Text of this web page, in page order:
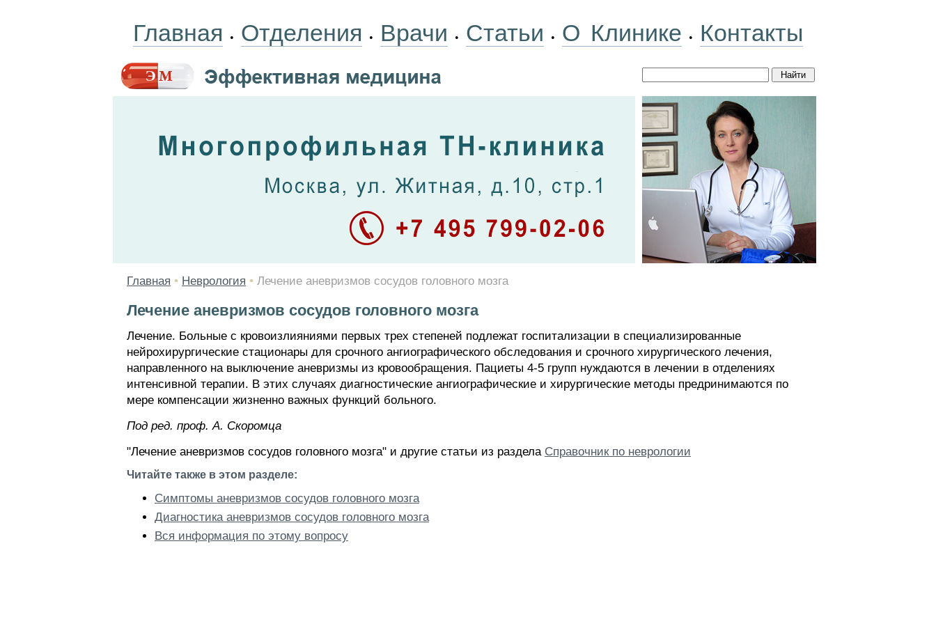
Главная • Отделения • Врачи • Статьи • О Клинике • Контакты
Главная • Неврология • Лечение аневризмов сосудов головного мозга
Лечение аневризмов сосудов головного мозга
Лечение. Больные с кровоизлияниями первых трех степеней подлежат госпитализации в специализированные
нейрохирургические стационары для срочного ангиографического обследования и срочного хирургического лечения,
направленного на выключение аневризмы из кровообращения. Пациеты 4-5 групп нуждаются в лечении в отделениях
интенсивной терапии. В этих случаях диагностические ангиографические и хирургические методы предринимаются по
мере компенсации жизненно важных функций больного.
Пoд peд. проф. А. Скоромца
"Лечение аневризмов сосудов головного мозга" и другие статьи из раздела Справочник по неврологии
Читайте также в этом разделе:
Симптомы аневризмов сосудов головного мозга
Диагностика аневризмов сосудов головного мозга
Вся информация по этому вопросу